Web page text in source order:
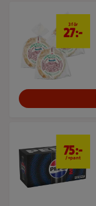
3 för
27:-
75:-
/+pant